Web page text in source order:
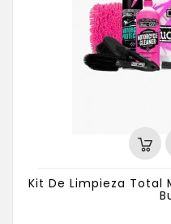
Kit De Limpieza Total